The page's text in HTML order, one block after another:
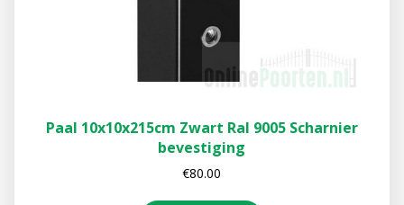
Paal 10x10x215cm Zwart Ral 9005 Scharnier
bevestiging
€80.00